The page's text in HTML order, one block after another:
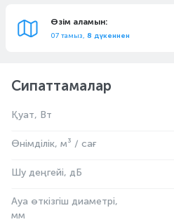
Өзім аламын:
07 тамыз, 8 дүкеннен
Сипаттамалар
Қуат, Вт
Өнімділік, м³ / сағ
Шу деңгейі, дБ
Ауа өткізгіш диаметрі,
мм